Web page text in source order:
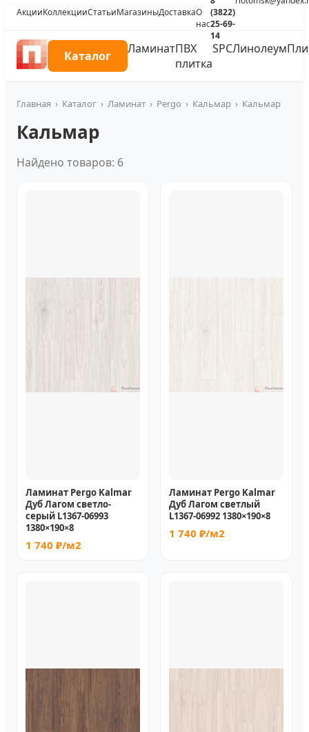
АкцииКоллекцииСтатьиМагазиныДоставкаО
нас
(3822)
25-69-
14
Каталог ЛаминатПВХ
плитка
SPCЛинолеум
Главная › Каталог › Ламинат › Pergo › Кальмар › Кальмар
Кальмар
Найдено товаров: 6
Ламинат Pergo Kalmar
Дуб Лагом светло-
серый L1367-06993
1380×190×8
1 740 ₽/м2
Ламинат Pergo Kalmar
Дуб Лагом светлый
L1367-06992 1380×190×8
1 740 ₽/м2